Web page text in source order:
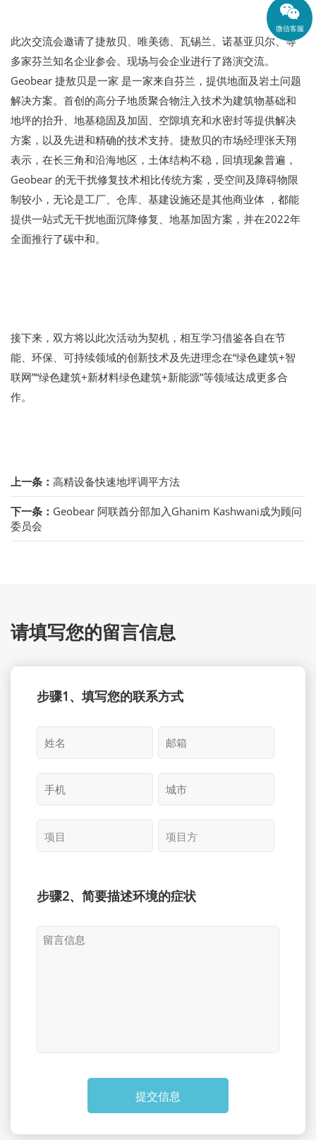
此次交流会邀请了捷敖贝、唯美德、瓦锡兰、诺基亚贝尔、等
多家芬兰知名企业参会。现场与会企业进行了路演交流。
Geobear 捷敖贝是一家 是一家来自芬兰，提供地面及岩土问题
解决方案。首创的高分子地质聚合物注入技术为建筑物基础和
地坪的抬升、地基稳固及加固、空隙填充和水密封等提供解决
方案，以及先进和精确的技术支持。捷敖贝的市场经理张天翔
表示，在长三角和沿海地区，土体结构不稳，回填现象普遍，
Geobear 的无干扰修复技术相比传统方案，受空间及障碍物限
制较小，无论是工厂、仓库、基建设施还是其他商业体 ，都能
提供一站式无干扰地面沉降修复、地基加固方案，并在2022年
全面推行了碳中和。
接下来，双方将以此次活动为契机，相互学习借鉴各自在节
能、环保、可持续领域的创新技术及先进理念在“绿色建筑+智
联网”“绿色建筑+新材料绿色建筑+新能源”等领域达成更多合
作。
上一条： 高精设备快速地坪调平方法
下一条： Geobear 阿联酋分部加入Ghanim Kashwani成为顾问
委员会
请填写您的留言信息
步骤1、填写您的联系方式
步骤2、简要描述环境的症状
提交信息
微信客服